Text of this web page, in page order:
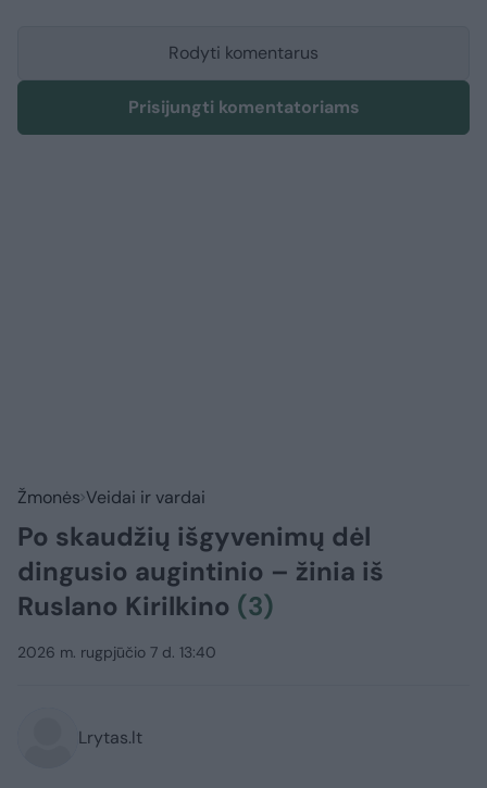
Rodyti komentarus
Prisijungti komentatoriams
Žmonės Veidai ir vardai
Po skaudžių išgyvenimų dėl
dingusio augintinio – žinia iš
Ruslano Kirilkino (3)
2026 m. rugpjūčio 7 d. 13:40
Lrytas.lt